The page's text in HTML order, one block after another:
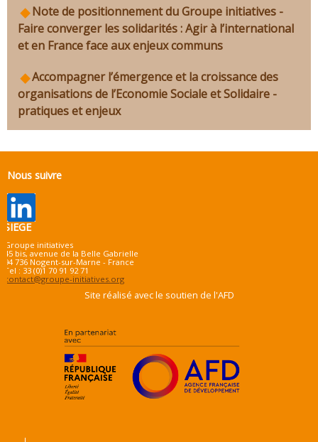
Note de positionnement du Groupe initiatives -
Faire converger les solidarités : Agir à l’international
et en France face aux enjeux communs
Accompagner l’émergence et la croissance des
organisations de l’Economie Sociale et Solidaire -
pratiques et enjeux
Nous suivre
SIEGE
Groupe initiatives
45 bis, avenue de la Belle Gabrielle
94 736 Nogent-sur-Marne - France
Tel : 33 (0)1 70 91 92 71
contact@groupe-initiatives.org
Site réalisé avec le soutien de l'AFD